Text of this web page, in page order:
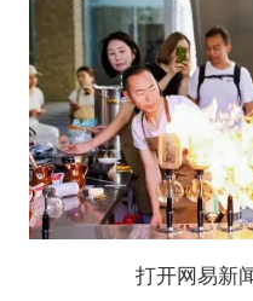
打开网易新